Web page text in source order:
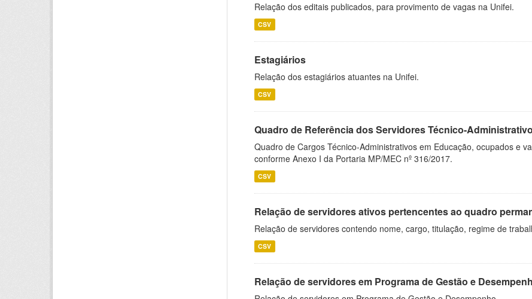
Relação dos editais publicados, para provimento de vagas na Unifei.
CSV
Estagiários
Relação dos estagiários atuantes na Unifei.
CSV
Quadro de Referência dos Servidores Técnico-
Quadro de Cargos Técnico-Administrativos em Educação, ocupados e
conforme Anexo I da Portaria MP/MEC nº 316/2017.
CSV
Relação de servidores ativos pertencentes ao quadro
Relação de servidores contendo nome, cargo, titulação, regime de
CSV
Relação de servidores em Programa de Gestão e